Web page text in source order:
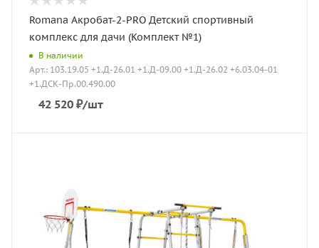
Romana Акробат-2-PRO Детский спортивный
комплекс для дачи (Комплект №1)
В наличии
Арт.: 103.19.05 +1.Д-26.01 +1.Д-09.00 +1.Д-26.02 +6.03.04-01
+1.ДСК-Пр.00.490.00
42 520 ₽/шт